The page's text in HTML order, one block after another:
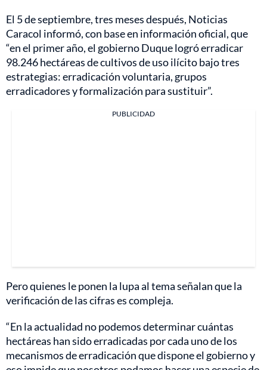
El 5 de septiembre, tres meses después, Noticias
Caracol informó, con base en información oficial, que
“en el primer año, el gobierno Duque logró erradicar
98.246 hectáreas de cultivos de uso ilícito bajo tres
estrategias: erradicación voluntaria, grupos
erradicadores y formalización para sustituir”.
PUBLICIDAD
Pero quienes le ponen la lupa al tema señalan que la
verificación de las cifras es compleja.
“En la actualidad no podemos determinar cuántas
hectáreas han sido erradicadas por cada uno de los
mecanismos de erradicación que dispone el gobierno y